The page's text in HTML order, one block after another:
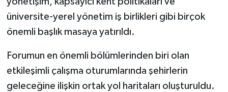
üniversite-yerel yönetim iş birlikleri gibi birçok
önemli başlık masaya yatırıldı.
Forumun en önemli bölümlerinden biri olan
etkileşimli çalışma oturumlarında şehirlerin
geleceğine ilişkin ortak yol haritaları oluşturuldu.